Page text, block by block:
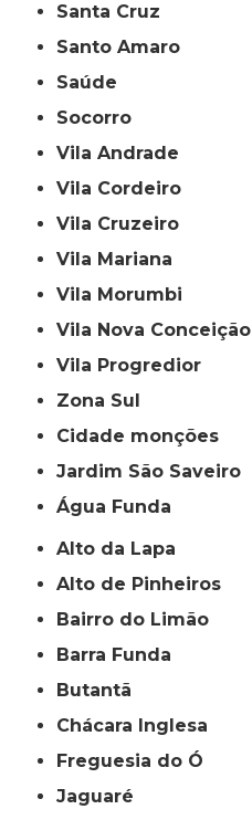
Santa Cruz
Santo Amaro
Saúde
Socorro
Vila Andrade
Vila Cordeiro
Vila Cruzeiro
Vila Mariana
Vila Morumbi
Vila Nova Conceição
Vila Progredior
Zona Sul
cidade monções
jardim São Saveiro
Água Funda
Alto da Lapa
Alto de Pinheiros
Bairro do Limão
Barra Funda
Butantã
Chácara Inglesa
Freguesia do Ó
Jaguaré